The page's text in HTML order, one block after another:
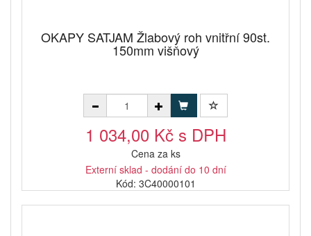
OKAPY SATJAM Žlabový roh vnitřní 90st.
150mm višňový
1 034,00 Kč s DPH
Cena za ks
Externí sklad - dodání do 10 dní
Kód: 3C40000101